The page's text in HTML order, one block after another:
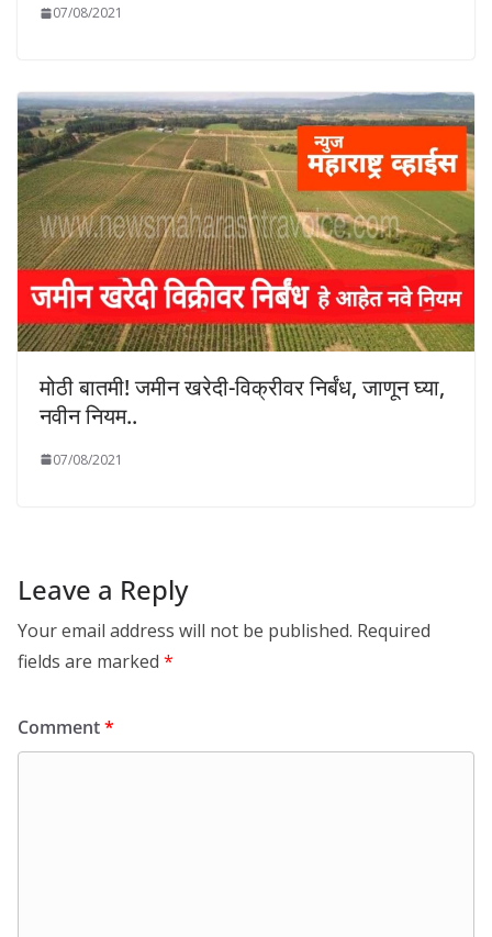
07/08/2021
मोठी बातमी! जमीन खरेदी-विक्रीवर निर्बंध, जाणून घ्या,
नवीन नियम..
07/08/2021
Leave a Reply
Your email address will not be published. Required
fields are marked *
Comment*